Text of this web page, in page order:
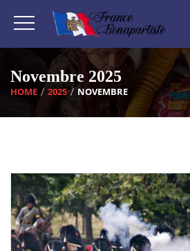
Novembre 2025
HOME 2025 NOVEMBRE